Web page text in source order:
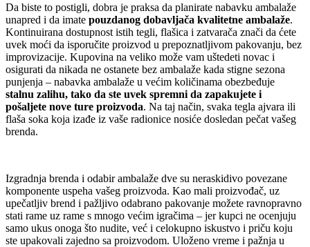
Da biste to postigli, dobra je praksa da planirate nabavku ambalaže
unapred i da imate pouzdanog dobavljača kvalitetne ambalaže.
Kontinuirana dostupnost istih tegli, flašica i zatvarača znači da ćete
uvek moći da isporučite proizvod u prepoznatljivom pakovanju, bez
improvizacije. Kupovina na veliko može vam uštedeti novac i
osigurati da nikada ne ostanete bez ambalaže kada stigne sezona
punjenja – nabavka ambalaže u većim količinama obezbeđuje
stalnu zalihu, tako da ste uvek spremni da zapakujete i
pošaljete nove ture proizvoda. Na taj način, svaka tegla ajvara ili
flaša soka koja izađe iz vaše radionice nosiće dosledan pečat vašeg
brenda.
Izgradnja brenda i odabir ambalaže dve su neraskidivo povezane
komponente uspeha vašeg proizvoda. Kao mali proizvođač, uz
upečatljiv brend i pažljivo odabrano pakovanje možete ravnopravno
stati rame uz rame s mnogo većim igračima – jer kupci ne ocenjuju
samo ukus onoga što nudite, već i celokupno iskustvo i priču koju
ste upakovali zajedno sa proizvodom. Uloženo vreme i pažnja u